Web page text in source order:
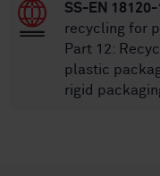
SS-EN
recycling for
Part 12:
plastic
rigid